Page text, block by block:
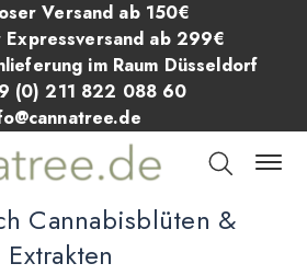
Versand ab 150€
Expressversand ab 299€
im Raum Düsseldorf
(0) 211 822 088 60
Cannabisblüten &
Extrakten